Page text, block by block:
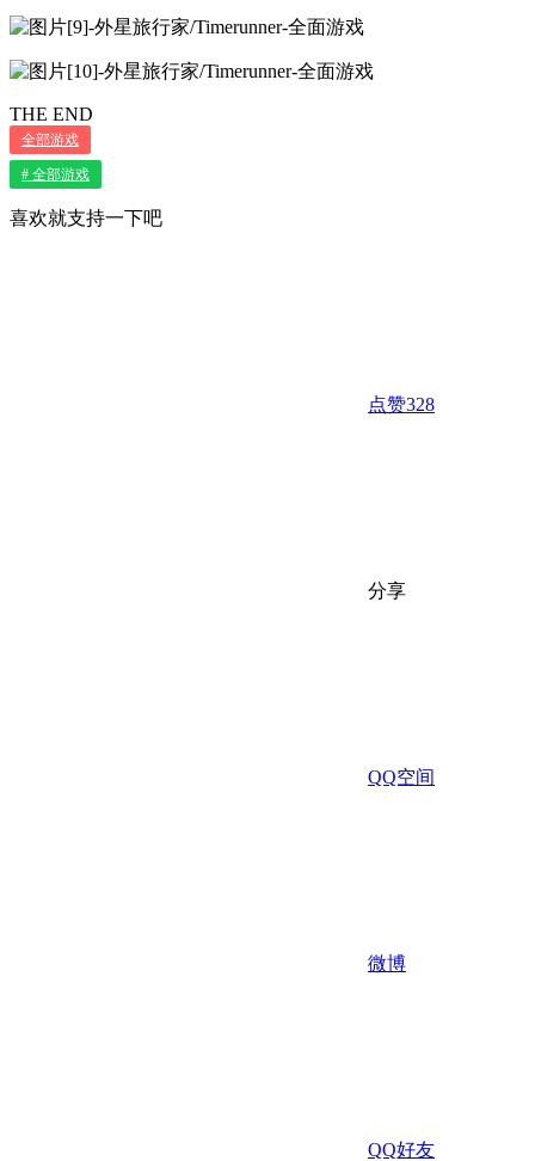
THE END
全部游戏
# 全部游戏
喜欢就支持一下吧
点赞328
分享
QQ空间
微博
QQ好友